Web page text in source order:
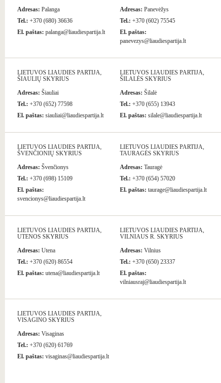
Adresas: Palanga
Tel.: +370 (680) 36636
El. paštas: palanga@liaudiespartija.lt
Adresas: Panevėžys
Tel.: +370 (602) 75545
El. paštas:
panevezys@liaudiespartija.lt
LIETUVOS LIAUDIES PARTIJA,
ŠIAULIŲ SKYRIUS
Adresas: Šiauliai
Tel.: +370 (652) 77598
El. paštas: siauliai@liaudiespartija.lt
LIETUVOS LIAUDIES PARTIJA,
ŠILALĖS SKYRIUS
Adresas: Šilalė
Tel.: +370 (655) 13943
El. paštas: silale@liaudiespartija.lt
LIETUVOS LIAUDIES PARTIJA,
ŠVENČIONIŲ SKYRIUS
Adresas: Švenčionys
Tel.: +370 (698) 15109
El. paštas:
svencionys@liaudiespartija.lt
LIETUVOS LIAUDIES PARTIJA,
TAURAGĖS SKYRIUS
Adresas: Tauragė
Tel.: +370 (654) 57020
El. paštas: taurage@liaudiespartija.lt
LIETUVOS LIAUDIES PARTIJA,
UTENOS SKYRIUS
Adresas: Utena
Tel.: +370 (620) 86554
El. paštas: utena@liaudiespartija.lt
LIETUVOS LIAUDIES PARTIJA,
VILNIAUS R. SKYRIUS
Adresas: Vilnius
Tel.: +370 (650) 23337
El. paštas:
vilniausraj@liaudiespartija.lt
LIETUVOS LIAUDIES PARTIJA,
VISAGINO SKYRIUS
Adresas: Visaginas
Tel.: +370 (620) 61769
El. paštas: visaginas@liaudiespartija.lt